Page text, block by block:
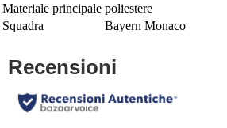
Materiale principale poliestere
Squadra
Bayern Monaco